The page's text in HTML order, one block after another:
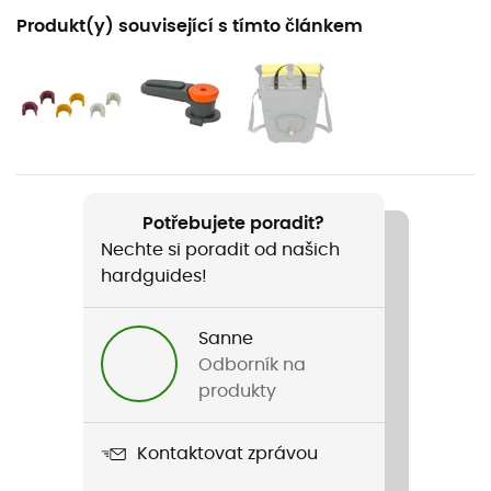
Doporučené pro
Kolo / Cykloturistika / Gravel
Pohlaví
Pánské / Dámské
Hmotnost
Název produktu
Aqua Back (rec)
Zaručený původ v Evropě
Produkt(y) související s tímto článkem
Potřebujete poradit?
Nechte si poradit od našich
hardguides!
Sanne
Odborník na
produkty
Kontaktovat zprávou